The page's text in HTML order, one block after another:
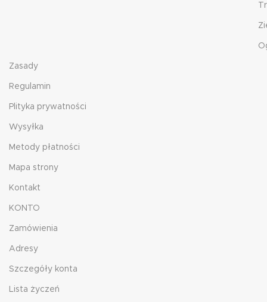
Zasady
Regulamin
Plityka prywatności
Wysyłka
Metody płatności
Mapa strony
Kontakt
KONTO
Zamówienia
Adresy
Szczegóły konta
Lista życzeń